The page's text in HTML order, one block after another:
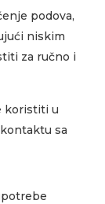
podova,
niskim
za ručno i
koristiti u
sa